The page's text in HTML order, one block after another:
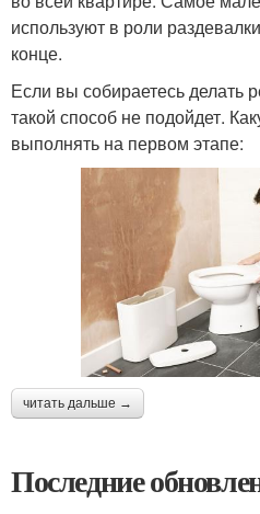
используют в роли
конце.
Если вы собираетесь делать
такой способ не подойдет.
выполнять на первом этапе:
читать дальше →
Последние